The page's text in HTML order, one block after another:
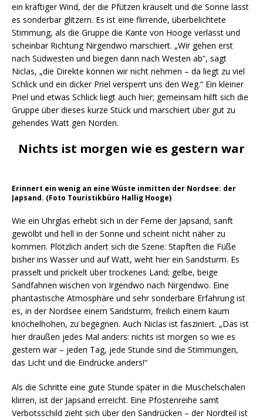
ein kräftiger Wind, der die Pfützen kräuselt und die Sonne lässt
es sonderbar glitzern. Es ist eine flirrende, überbelichtete
Stimmung, als die Gruppe die Kante von Hooge verlässt und
scheinbar Richtung Nirgendwo marschiert. „Wir gehen erst
nach Südwesten und biegen dann nach Westen ab“, sagt
Niclas, „die Direkte können wir nicht nehmen – da liegt zu viel
Schlick und ein dicker Priel versperrt uns den Weg.“ Ein kleiner
Priel und etwas Schlick liegt auch hier; gemeinsam hilft sich die
Gruppe über dieses kurze Stück und marschiert über gut zu
gehendes Watt gen Norden.
Nichts ist morgen wie es gestern war
Erinnert ein wenig an eine Wüste inmitten der Nordsee: der
Japsand. (Foto Touristikbüro Hallig Hooge)
Wie ein Uhrglas erhebt sich in der Ferne der Japsand, sanft
gewölbt und hell in der Sonne und scheint nicht näher zu
kommen. Plötzlich ändert sich die Szene: Stapften die Füße
bisher ins Wasser und auf Watt, weht hier ein Sandsturm. Es
prasselt und prickelt über trockenes Land; gelbe, beige
Sandfahnen wischen von Irgendwo nach Nirgendwo. Eine
phantastische Atmosphäre und sehr sonderbare Erfahrung ist
es, in der Nordsee einem Sandsturm, freilich einem kaum
knöchelhohen, zu begegnen. Auch Niclas ist fasziniert. „Das ist
hier draußen jedes Mal anders: nichts ist morgen so wie es
gestern war – jeden Tag, jede Stunde sind die Stimmungen,
das Licht und die Eindrücke anders!“
Als die Schritte eine gute Stunde später in die Muschelschalen
klirren, ist der Japsand erreicht. Eine Pfostenreihe samt
Verbotsschild zieht sich über den Sandrücken – der Nordteil ist